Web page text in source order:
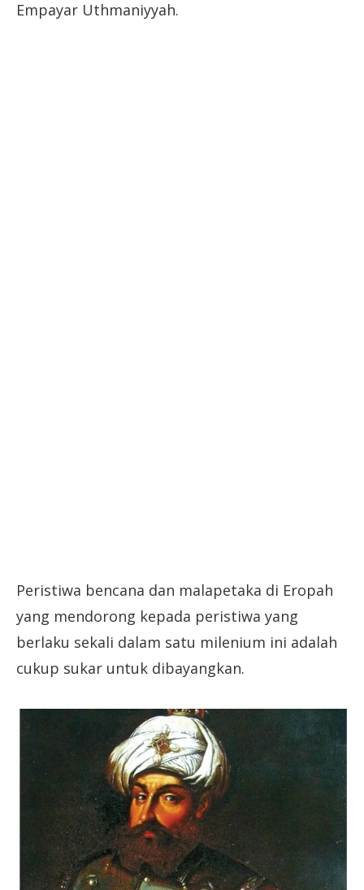
Empayar Uthmaniyyah.
Peristiwa bencana dan malapetaka di Eropah
yang mendorong kepada peristiwa yang
berlaku sekali dalam satu milenium ini adalah
cukup sukar untuk dibayangkan.